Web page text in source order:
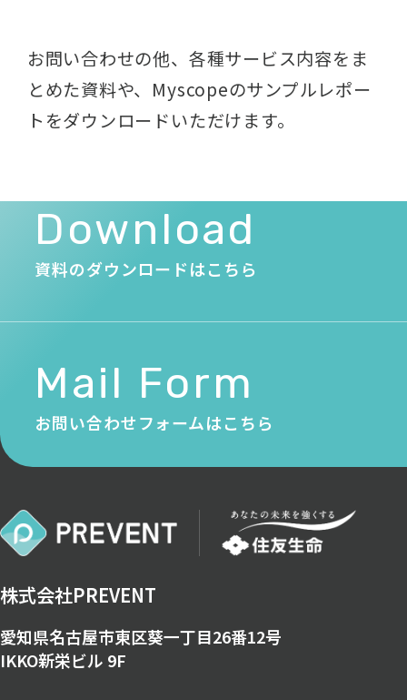
お問い合わせの他、各種サービス内容をま
とめた資料や、 Myscopeのサンプルレポー
トをダウンロードいただけます。
Download
資料のダウンロードはこちら
Mail Form
お問い合わせフォームはこちら
株式会社PREVENT
愛知県名古屋市東区葵一丁目26番12号
IKKO新栄ビル 9F